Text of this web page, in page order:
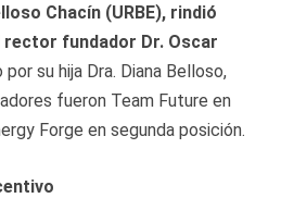
Chacín (URBE), rindió
fundador Dr. Oscar
su hija Dra. Diana Belloso,
fueron Team Future en
Forge en segunda posición.